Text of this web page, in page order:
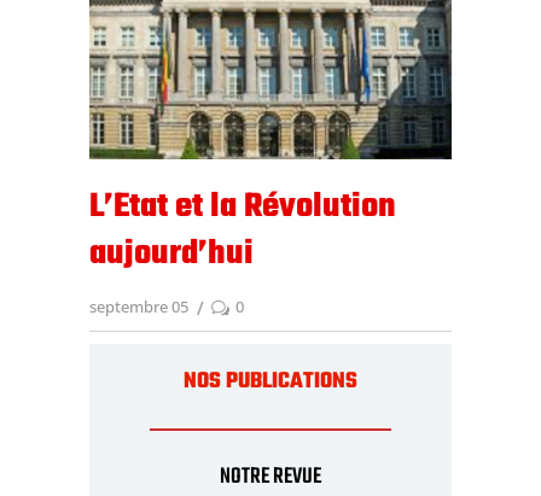
L’Etat et la Révolution
aujourd’hui
septembre 05 0
NOS PUBLICATIONS
NOTRE REVUE